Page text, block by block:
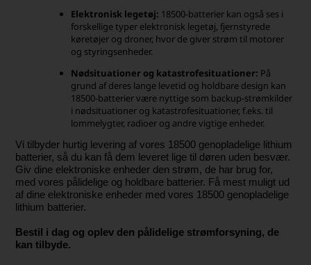
Elektronisk legetøj: 18500-batterier kan også ses i
forskellige typer elektronisk legetøj, fjernstyrede
køretøjer og droner, hvor de giver strøm til motorer
og styringsenheder.
Nødsituationer og katastrofesituationer: På
grund af deres lange levetid og holdbare design kan
18500-batterier være nyttige som backup-strømkilder
i nødsituationer og katastrofesituationer, f.eks. til
lommelygter, radioer og andre vigtige enheder.
Vi tilbyder hurtig levering af vores 18500 genopladelige lithium
batterier, så du kan få dem leveret lige til døren uden besvær.
Giv dine elektroniske enheder den strøm, de har brug for,
med vores pålidelige og holdbare batterier. Få mest muligt ud
af dine elektroniske enheder med vores 18500 genopladelige
lithium batterier.
Bestil i dag og oplev den pålidelige strømforsyning, de
kan tilbyde.